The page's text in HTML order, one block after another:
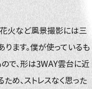
花火など風景撮影には三
ます。僕が使っているも
で、形は3WAY雲台に近
め、ストレスなく思った